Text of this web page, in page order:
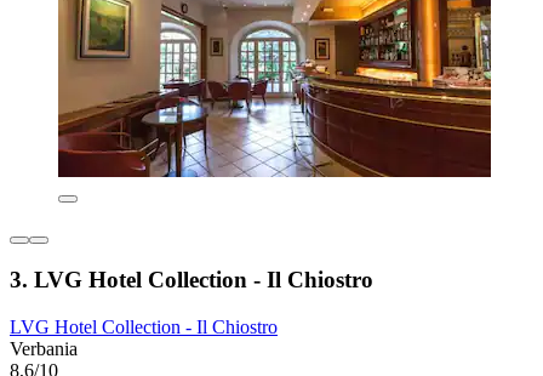
3. LVG Hotel Collection - Il Chiostro
LVG Hotel Collection - Il Chiostro
Verbania
8,6/10